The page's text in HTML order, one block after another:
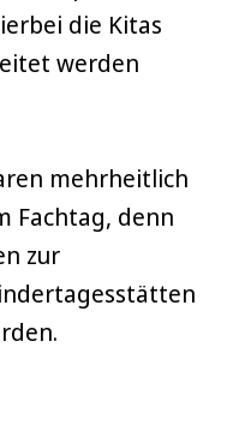
die Kitas
werden
mehrheitlich
Fachtag, denn
zur